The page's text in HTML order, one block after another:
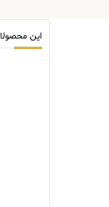
این